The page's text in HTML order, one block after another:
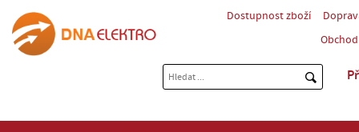
Dostupnost zboží